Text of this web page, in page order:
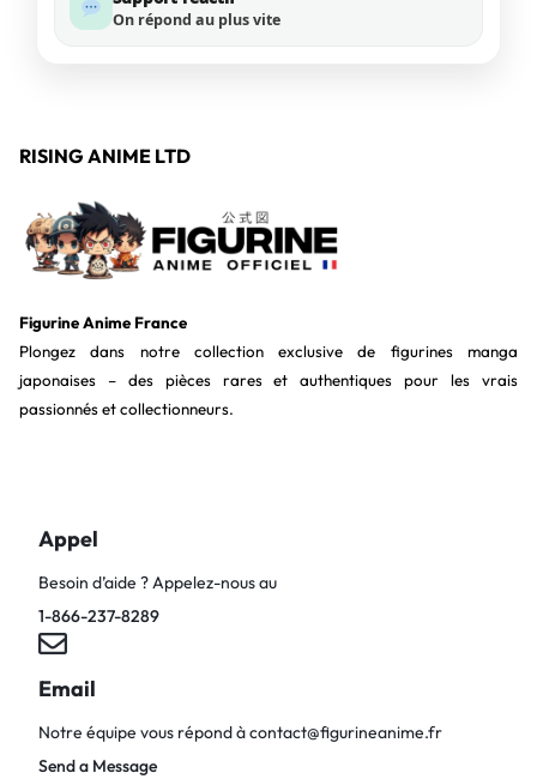
On répond au plus vite
RISING ANIME LTD
Figurine Anime France
Plongez dans notre collection exclusive de figurines manga
japonaises – des pièces rares et authentiques pour les vrais
passionnés et collectionneurs.
Appel
Besoin d’aide ? Appelez-nous au
1-866-237-8289
Email
Notre équipe vous répond àcontact@figurineanime.fr
Send a Message